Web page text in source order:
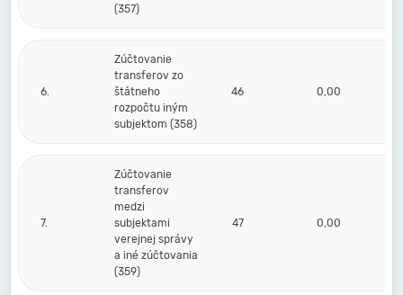
(357)
6.
Zúčtovanie
transferov zo
štátneho
rozpočtu iným
subjektom (358)
46 0,00
7.
Zúčtovanie
transferov
medzi
subjektami
verejnej správy
a iné zúčtovania
(359)
47 0,00